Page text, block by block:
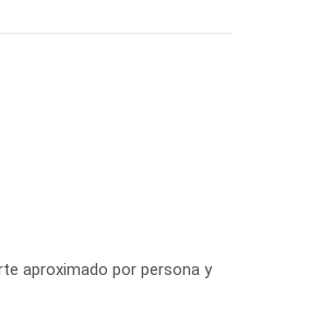
aproximado por persona y